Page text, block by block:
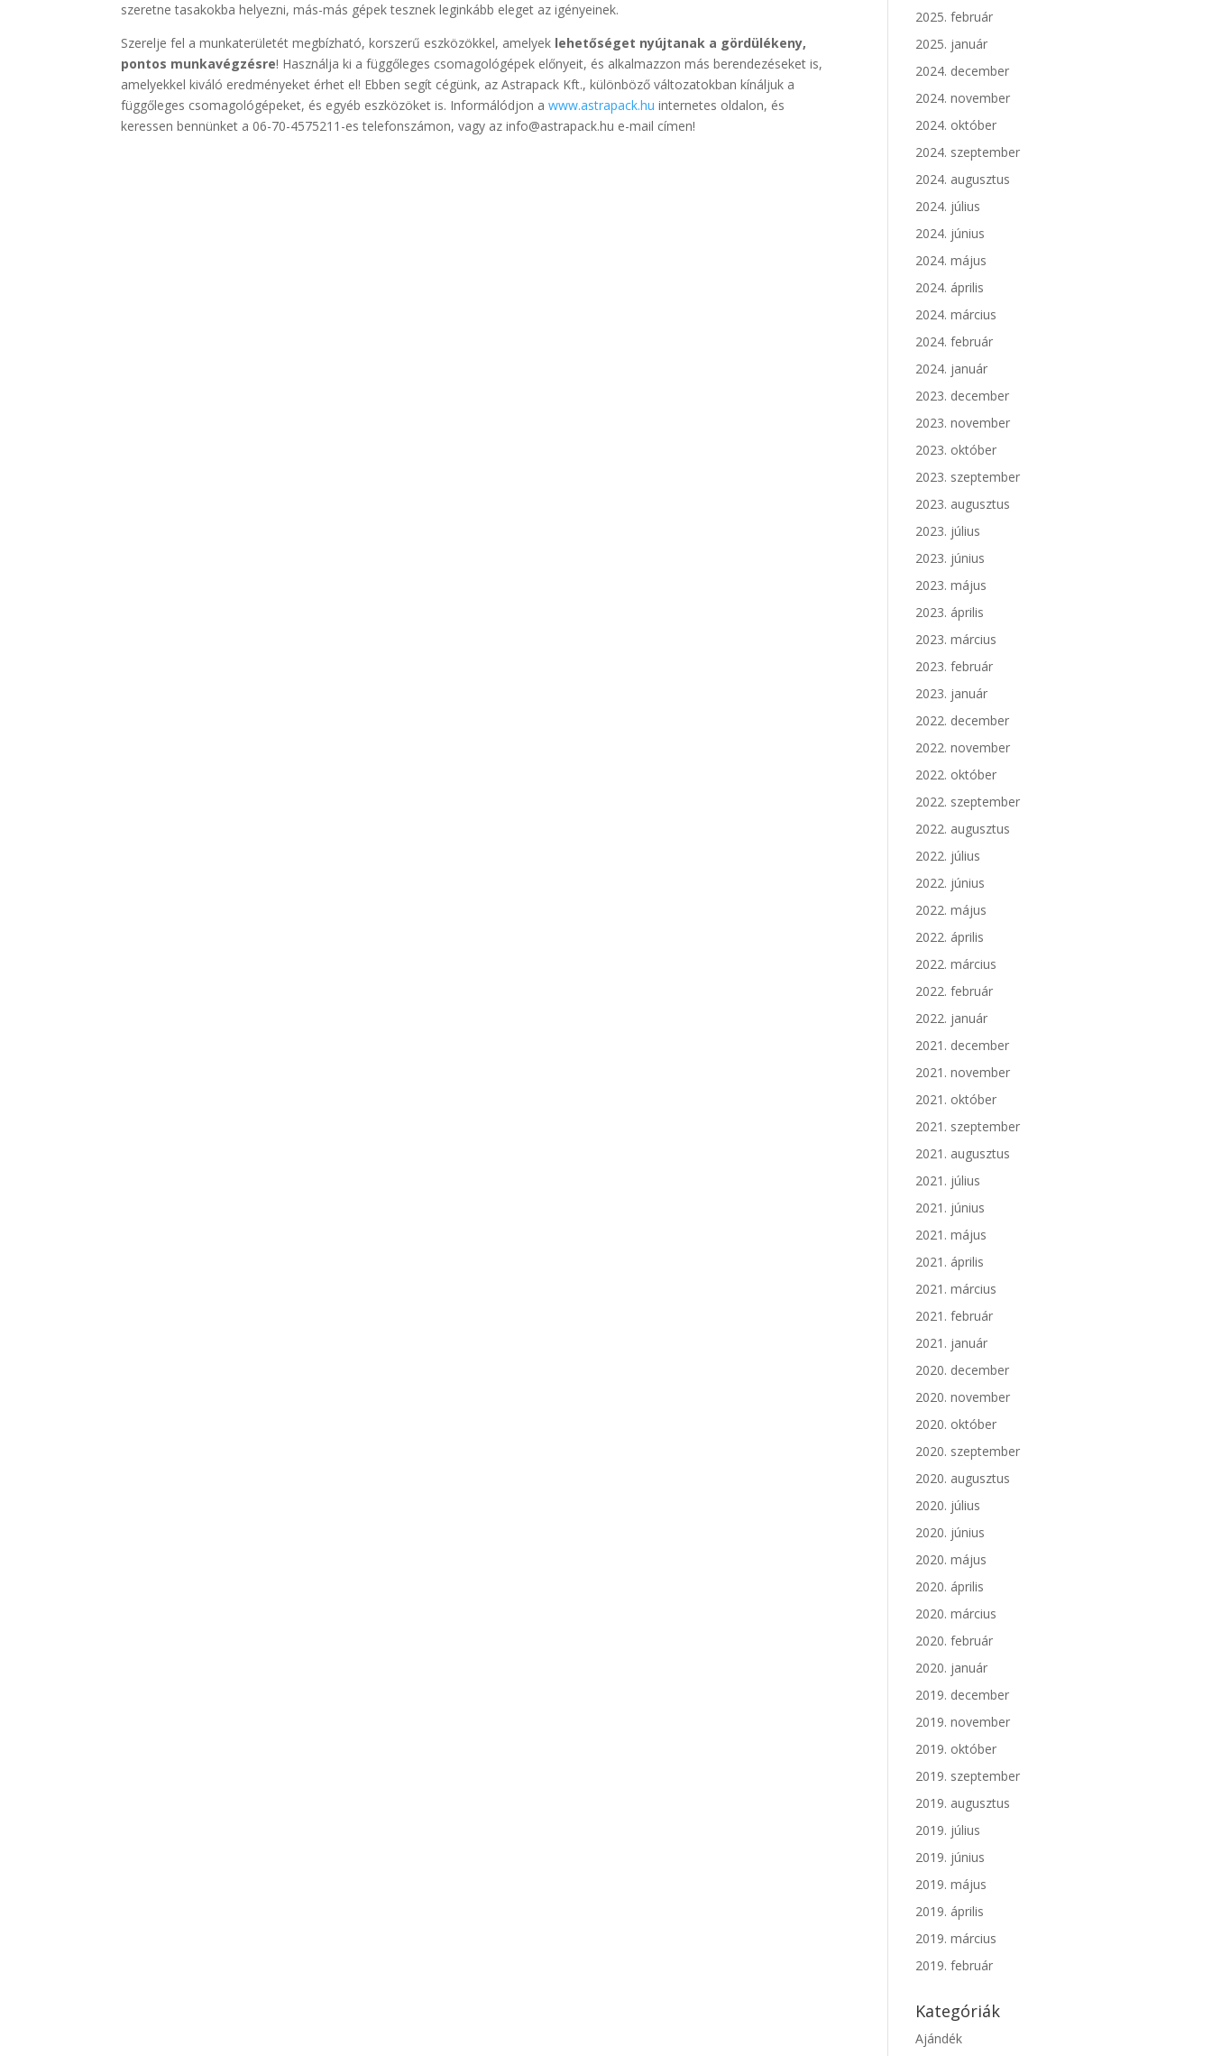
szeretne tasakokba helyezni, más-más gépek tesznek leginkább eleget az igényeinek.
Szerelje fel a munkaterületét megbízható, korszerű eszközökkel, amelyek lehetőséget nyújtanak a gördülékeny,
pontos munkavégzésre! Használja ki a függőleges csomagológépek előnyeit, és alkalmazzon más berendezéseket is,
amelyekkel kiváló eredményeket érhet el! Ebben segít cégünk, az Astrapack Kft., különböző változatokban kínáljuk a
függőleges csomagológépeket, és egyéb eszközöket is. Informálódjon awww.astrapack.hu internetes oldalon, és
keressen bennünket a 06-70-4575211-es telefonszámon, vagy az info@astrapack.hu e-mail címen!
2025. február
2025. január
2024. december
2024. november
2024. október
2024. szeptember
2024. augusztus
2024. július
2024. június
2024. május
2024. április
2024. március
2024. február
2024. január
2023. december
2023. november
2023. október
2023. szeptember
2023. augusztus
2023. július
2023. június
2023. május
2023. április
2023. március
2023. február
2023. január
2022. december
2022. november
2022. október
2022. szeptember
2022. augusztus
2022. július
2022. június
2022. május
2022. április
2022. március
2022. február
2022. január
2021. december
2021. november
2021. október
2021. szeptember
2021. augusztus
2021. július
2021. június
2021. május
2021. április
2021. március
2021. február
2021. január
2020. december
2020. november
2020. október
2020. szeptember
2020. augusztus
2020. július
2020. június
2020. május
2020. április
2020. március
2020. február
2020. január
2019. december
2019. november
2019. október
2019. szeptember
2019. augusztus
2019. július
2019. június
2019. május
2019. április
2019. március
2019. február
Kategóriák
Ajándék